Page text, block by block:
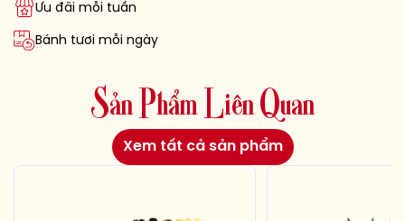
Ưu đãi mỗi tuần
Bánh tươi mỗi ngày
Sản Phẩm Liên Quan
Xem tất cả sản phẩm